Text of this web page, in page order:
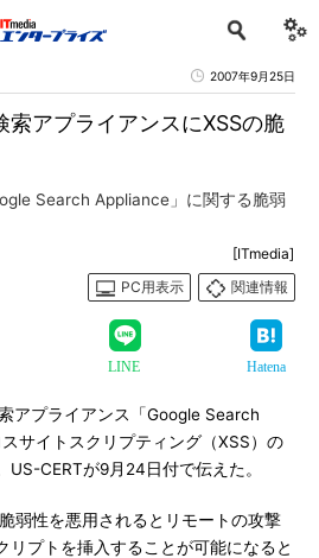
2007年9月25日
アプライアンスにXSSの脆
Search Appliance」に関する脆弱
[ITmedia]
PC用表示
関連情報
LINE Hatena
アプライアンス「Google Search
サイトスクリプティング（XSS）の
CERTが9月24日付で伝えた。
弱性を悪用されるとリモートの攻撃
リプトを挿入することが可能になると